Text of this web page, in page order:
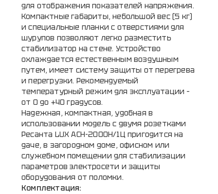
для отображения показателей напряжения.
Компактные габариты, небольшой вес (5 кг)
и специальные планки с отверстиями для
шурупов позволяют легко разместить
стабилизатор на стене. Устройство
охлаждается естественным воздушным
путем, имеет систему защиты от перегрева
и перегрузки. Рекомендуемый
температурный режим для эксплуатации –
от 0 до +40 градусов.
Надежная, компактная, удобная в
использовании модель с двумя розетками
Ресанта LUX АСН-2000Н/1Ц пригодится на
даче, в загородном доме, офисном или
служебном помещении для стабилизации
параметров электросети и защиты
оборудования от поломки.
Комплектация: